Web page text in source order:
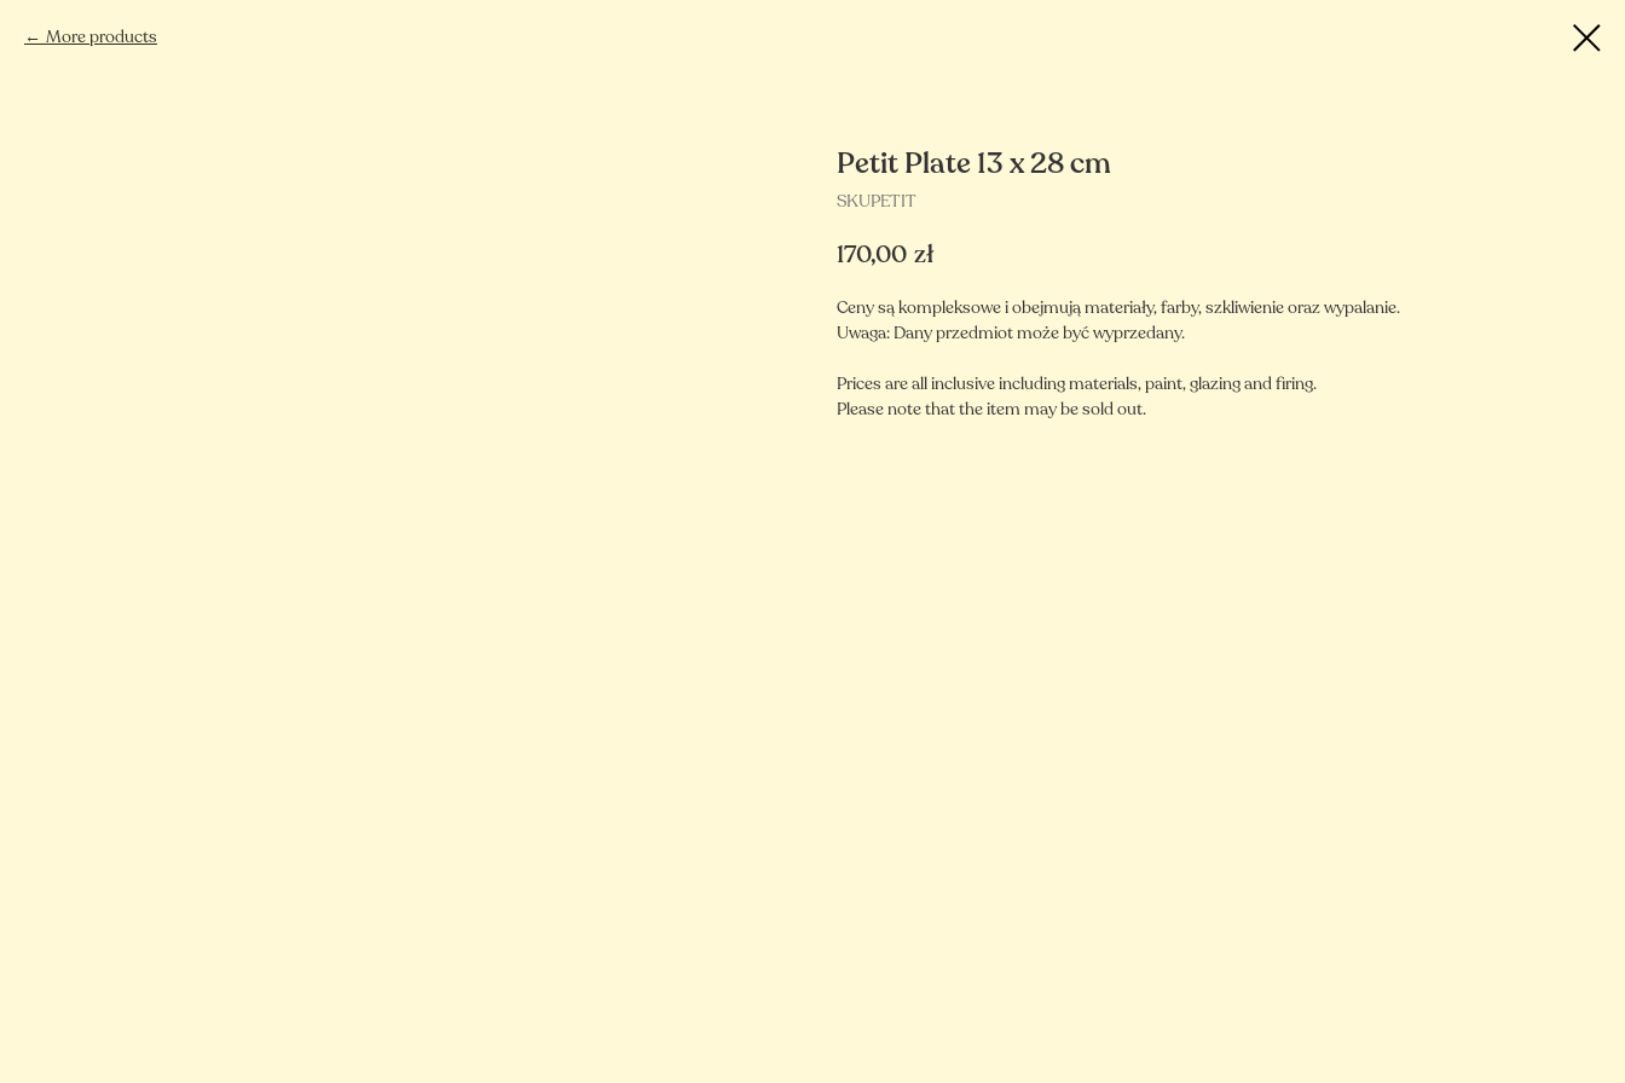
More products
Petit Plate 13 x 28 cm
SKUPETIT
170,00 zł
Ceny są kompleksowe i obejmują materiały, farby, szkliwienie oraz wypalanie.
Uwaga: Dany przedmiot może być wyprzedany.
Prices are all inclusive including materials, paint, glazing and firing.
Please note that the item may be sold out.